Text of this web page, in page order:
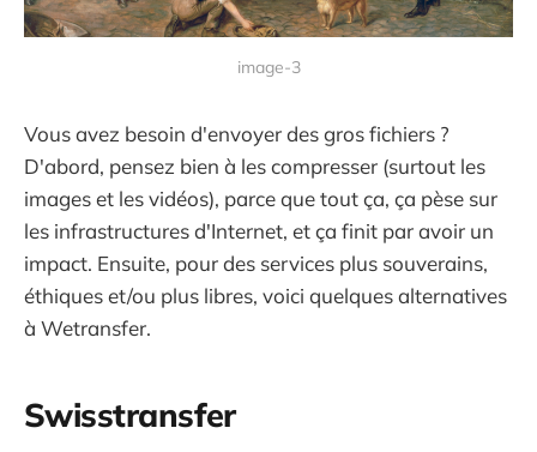
image-3
Vous avez besoin d'envoyer des gros fichiers ?
D'abord, pensez bien à les compresser (surtout les
images et les vidéos), parce que tout ça, ça pèse sur
les infrastructures d'Internet, et ça finit par avoir un
impact. Ensuite, pour des services plus souverains,
éthiques et/ou plus libres, voici quelques alternatives
à Wetransfer.
Swisstransfer